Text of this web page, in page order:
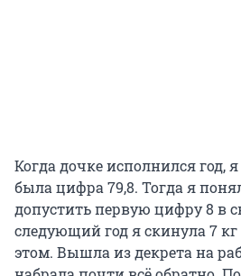
Когда дочке исполнился год,
была цифра 79,8. Тогда я
допустить первую цифру 8 в
следующий год я скинула 7 кг
этом. Вышла из декрета на